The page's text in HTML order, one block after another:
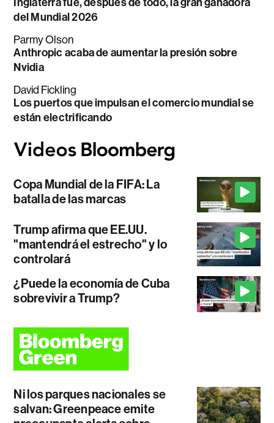
del Mundial 2026
Parmy Olson
Anthropic acaba de aumentar la presión sobre
Nvidia
David Fickling
Los puertos que impulsan el comercio mundial se
están electrificando
Copa Mundial de la FIFA: La
batalla de las marcas
Trump afirma que EE.UU.
"mantendrá el estrecho" y lo
controlará
¿Puede la economía de Cuba
sobrevivir a Trump?
Ni los parques nacionales se
salvan: Greenpeace emite